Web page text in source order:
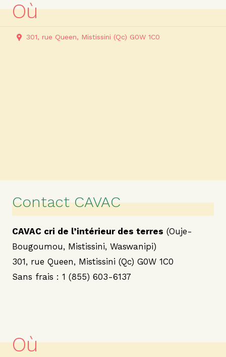
Où
301, rue Queen, Mistissini (Qc) G0W 1C0
Contact CAVAC
CAVAC cri de l’intérieur des terres (Ouje-
Bougoumou, Mistissini, Waswanipi)
301, rue Queen, Mistissini (Qc) G0W 1C0
Sans frais : 1 (855) 603-6137
Où